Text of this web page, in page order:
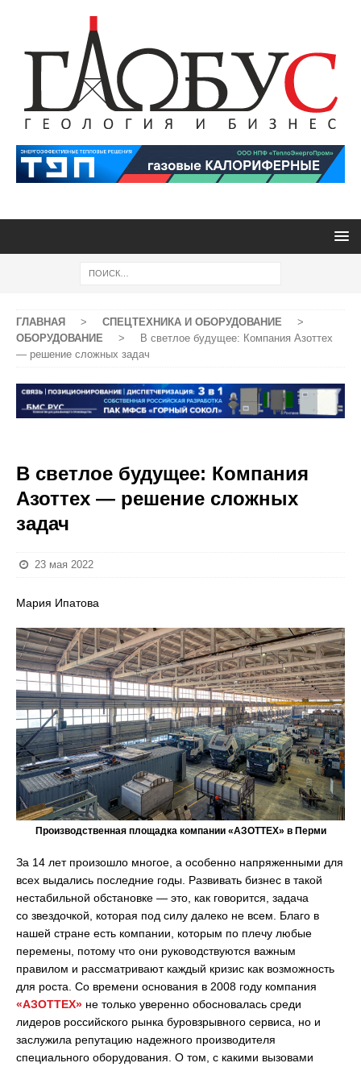
ГЛАВНАЯ > СПЕЦТЕХНИКА И ОБОРУДОВАНИЕ
>
ОБОРУДОВАНИЕ
>
В светлое будущее: Компания Азоттех
— решение сложных задач
В светлое будущее: Компания
Азоттех — решение сложных
задач
23 мая 2022
Мария Ипатова
Производственная площадка компании «АЗОТ­ТЕХ» в Перми
За 14 лет произошло многое, а особенно напряженными для
всех выдались последние годы. Развивать бизнес в такой
нестабильной обстановке — это, как говорится, задача
со звездочкой, которая под силу далеко не всем. Благо в
нашей стране есть компании, которым по плечу любые
перемены, потому что они руководствуются важным
правилом и рассматривают каждый кризис как возможность
для роста. Со времени основания в 2008 году компания
«АЗОТТЕХ» не только уверенно обосновалась среди
лидеров российского рынка буровзрывного сервиса, но и
заслужила репутацию надежного производителя
специального оборудования. О том, с какими вызовами